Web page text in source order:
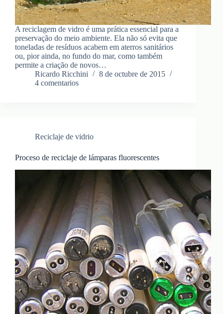
A reciclagem de vidro é uma prática essencial para a
preservação do meio ambiente. Ela não só evita que
toneladas de resíduos acabem em aterros sanitários
ou, pior ainda, no fundo do mar, como também
permite a criação de novos…
Ricardo Ricchini
8 de octubre de 2015
4 comentarios
Reciclaje de vidrio
Proceso de reciclaje de lámparas fluorescentes